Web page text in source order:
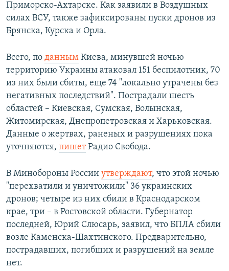
Приморско-Ахтарске. Как заявили в Воздушных
силах ВСУ, также зафиксированы пуски дронов из
Брянска, Курска и Орла.
Всего, по данным Киева, минувшей ночью
территорию Украины атаковал 151 беспилотник, 70
из них были сбиты, еще 74 "локально утрачены без
негативных последствий". Пострадали шесть
областей – Киевская, Сумская, Волынская,
Житомирская, Днепропетровская и Харьковская.
Данные о жертвах, раненых и разрушениях пока
уточняются, пишетРадио Свобода.
В Минобороны России утверждают, что этой ночью
"перехватили и уничтожили" 36 украинских
дронов; четыре из них сбили в Краснодарском
крае, три – в Ростовской области. Губернатор
последней, Юрий Слюсарь, заявил, что БПЛА сбили
возле Каменска-Шахтинского. Предварительно,
пострадавших, погибших и разрушений на земле
нет.